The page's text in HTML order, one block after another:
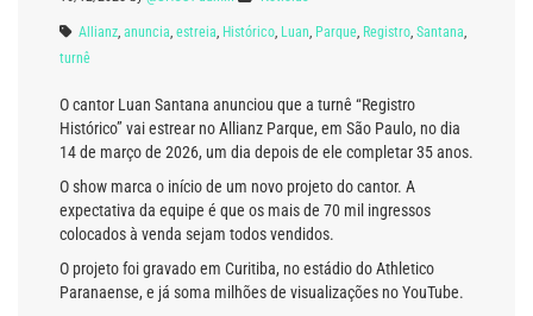
Allianz anuncia estreia Histórico Luan Parque Registro Santana
turnê
O cantor Luan Santana anunciou que a turnê “Registro
Histórico” vai estrear no Allianz Parque, em São Paulo, no dia
14 de março de 2026, um dia depois de ele completar 35 anos.
O show marca o início de um novo projeto do cantor. A
expectativa da equipe é que os mais de 70 mil ingressos
colocados à venda sejam todos vendidos.
O projeto foi gravado em Curitiba, no estádio do Athletico
Paranaense, e já soma milhões de visualizações no YouTube.